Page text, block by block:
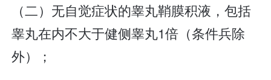
（二）无自觉症状的睾丸鞘膜积液，包括
睾丸在内不大于健侧睾丸1倍（条件兵除
外）；